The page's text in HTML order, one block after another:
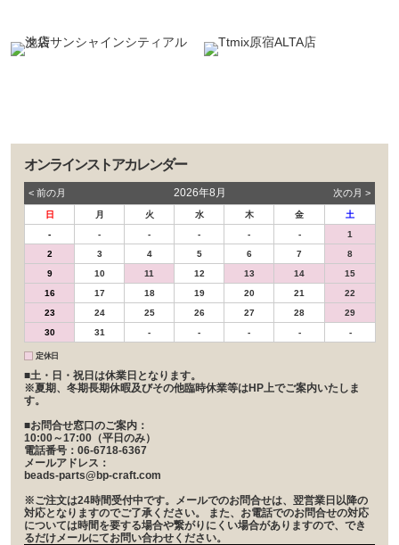
オンラインストアカレンダー
< 前の⽉ 2026年8月 次の⽉ >
日 月 火 水 木 金
土
-
- - - - -
1
2
3 4 5 6 7
8
9
10 11 12 13 14
15
16
17 18 19 20 21
22
23
24 25 26 27 28
29
30
31 - - - - -
定休日
■土・日・祝日は休業日となります。
※夏期、冬期長期休暇及びその他臨時休業等はHP上でご案内いたしま
す。
■お問合せ窓口のご案内：
10:00～17:00（平日のみ）
電話番号：06-6718-6367
メールアドレス：
beads-parts@bp-craft.com
※ご注文は24時間受付中です。メールでのお問合せは、翌営業日以降の
対応となりますのでご了承ください。 また、お電話でのお問合せの対応
については時間を要する場合や繋がりにくい場合がありますので、でき
るだけメールにてお問い合わせください。